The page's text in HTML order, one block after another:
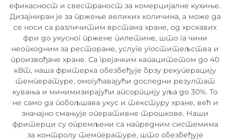
ефикасност и свестраност за комерцијалне кухиње.
Дизајниран је за пржење великих количина, а може да
се носи са различитим врстама хране, од хрскавих
фри до укусног пржене пилетине, што га чини
неопходним за ресторане, услуге угоститељства и
произвођаче хране. Са грејачким капацитетом до 40
кВт, наша фритерка обезбеђује брзу рекуперацију
температуре, омогућавајући доследни резултат
кувања и минимизирајући апсорпцију уља до 30%. То
не само да побољшава укус и текстуру хране, већ и
значајно смањује оперативне трошкове. Наши
фритерци су опремљени са напредним системима
за контролу температуре, што обезбеђује